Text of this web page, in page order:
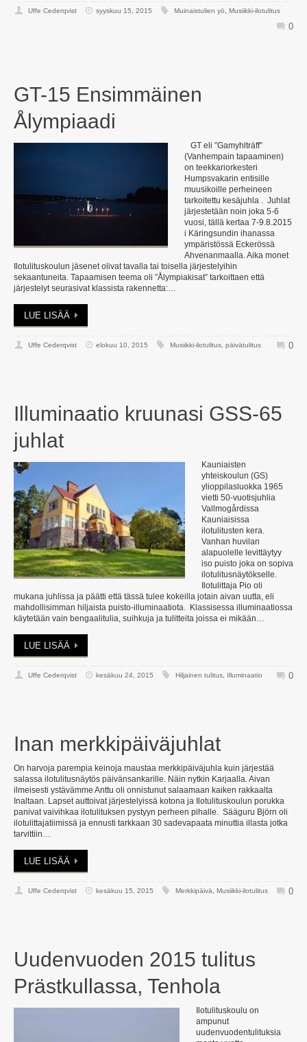
Uffe Cederqvist syyskuu 15, 2015 Muinaistulien yö Musiikki-ilotulitus
0
GT-15 Ensimmäinen
Ålympiaadi
GT eli ”Gamyhlträff”
(Vanhempain tapaaminen)
on teekkariorkesteri
Humpsvakarin entisille
muusikoille perheineen
tarkoitettu kesäjuhla . Juhlat
järjestetään noin joka 5-6
vuosi, tällä kertaa 7-9.8.2015
i Käringsundin ihanassa
ympäristössä Eckerössä
Ahvenanmaalla. Aika monet
Ilotulituskoulun jäsenet olivat tavalla tai toisella järjestelyihin
sekaantuneita. Tapaamisen teema oli ”Ålympiakisat” tarkoittaen että
järjestelyt seurasivat klassista rakennetta:…
LUE LISÄÄ
Uffe Cederqvist elokuu 10, 2015 Musiikki-ilotulitus, päivätulitus 0
Illuminaatio kruunasi GSS-65
juhlat
Kauniaisten
yhteiskoulun (GS)
ylioppilasluokka 1965
vietti 50-vuotisjuhlia
Vallmogårdissa
Kauniaisissa
ilotulitusten kera.
Vanhan huvilan
alapuolelle levittäytyy
iso puisto joka on sopiva
ilotulitusnäytökselle.
Ilotulittaja Pio oli
mukana juhlissa ja päätti että tässä tulee kokeilla jotain aivan uutta, eli
mahdollisimman hiljaista puisto-illuminaatiota. Klassisessa illuminaatiossa
käytetään vain bengaalitulia, suihkuja ja tulitteita joissa ei mikään…
LUE LISÄÄ
Uffe Cederqvist kesäkuu 24, 2015 Hiljainen tulitus, Illuminaatio 0
Inan merkkipäiväjuhlat
On harvoja parempia keinoja maustaa merkkipäiväjuhla kuin järjestää
salassa ilotulitusnäytös päivänsankarille. Näin nytkin Karjaalla. Aivan
ilmeisesti ystävämme Anttu oli onnistunut salaamaan kaiken rakkaalta
Inaltaan. Lapset auttoivat järjestelyissä kotona ja Ilotulituskoulun porukka
panivat vaivihkaa ilotulituksen pystyyn perheen pihalle. Sääguru Björn oli
ilotulittajatiimissä ja ennusti tarkkaan 30 sadevapaata minuttia illasta jotka
tarvittiin…
LUE LISÄÄ
Uffe Cederqvist kesäkuu 15, 2015 Merkkipäivä Musiikki-ilotulitus 0
Uudenvuoden 2015 tulitus
Prästkullassa, Tenhola
Ilotulituskoulu on
ampunut
uudenvuodentulituksia